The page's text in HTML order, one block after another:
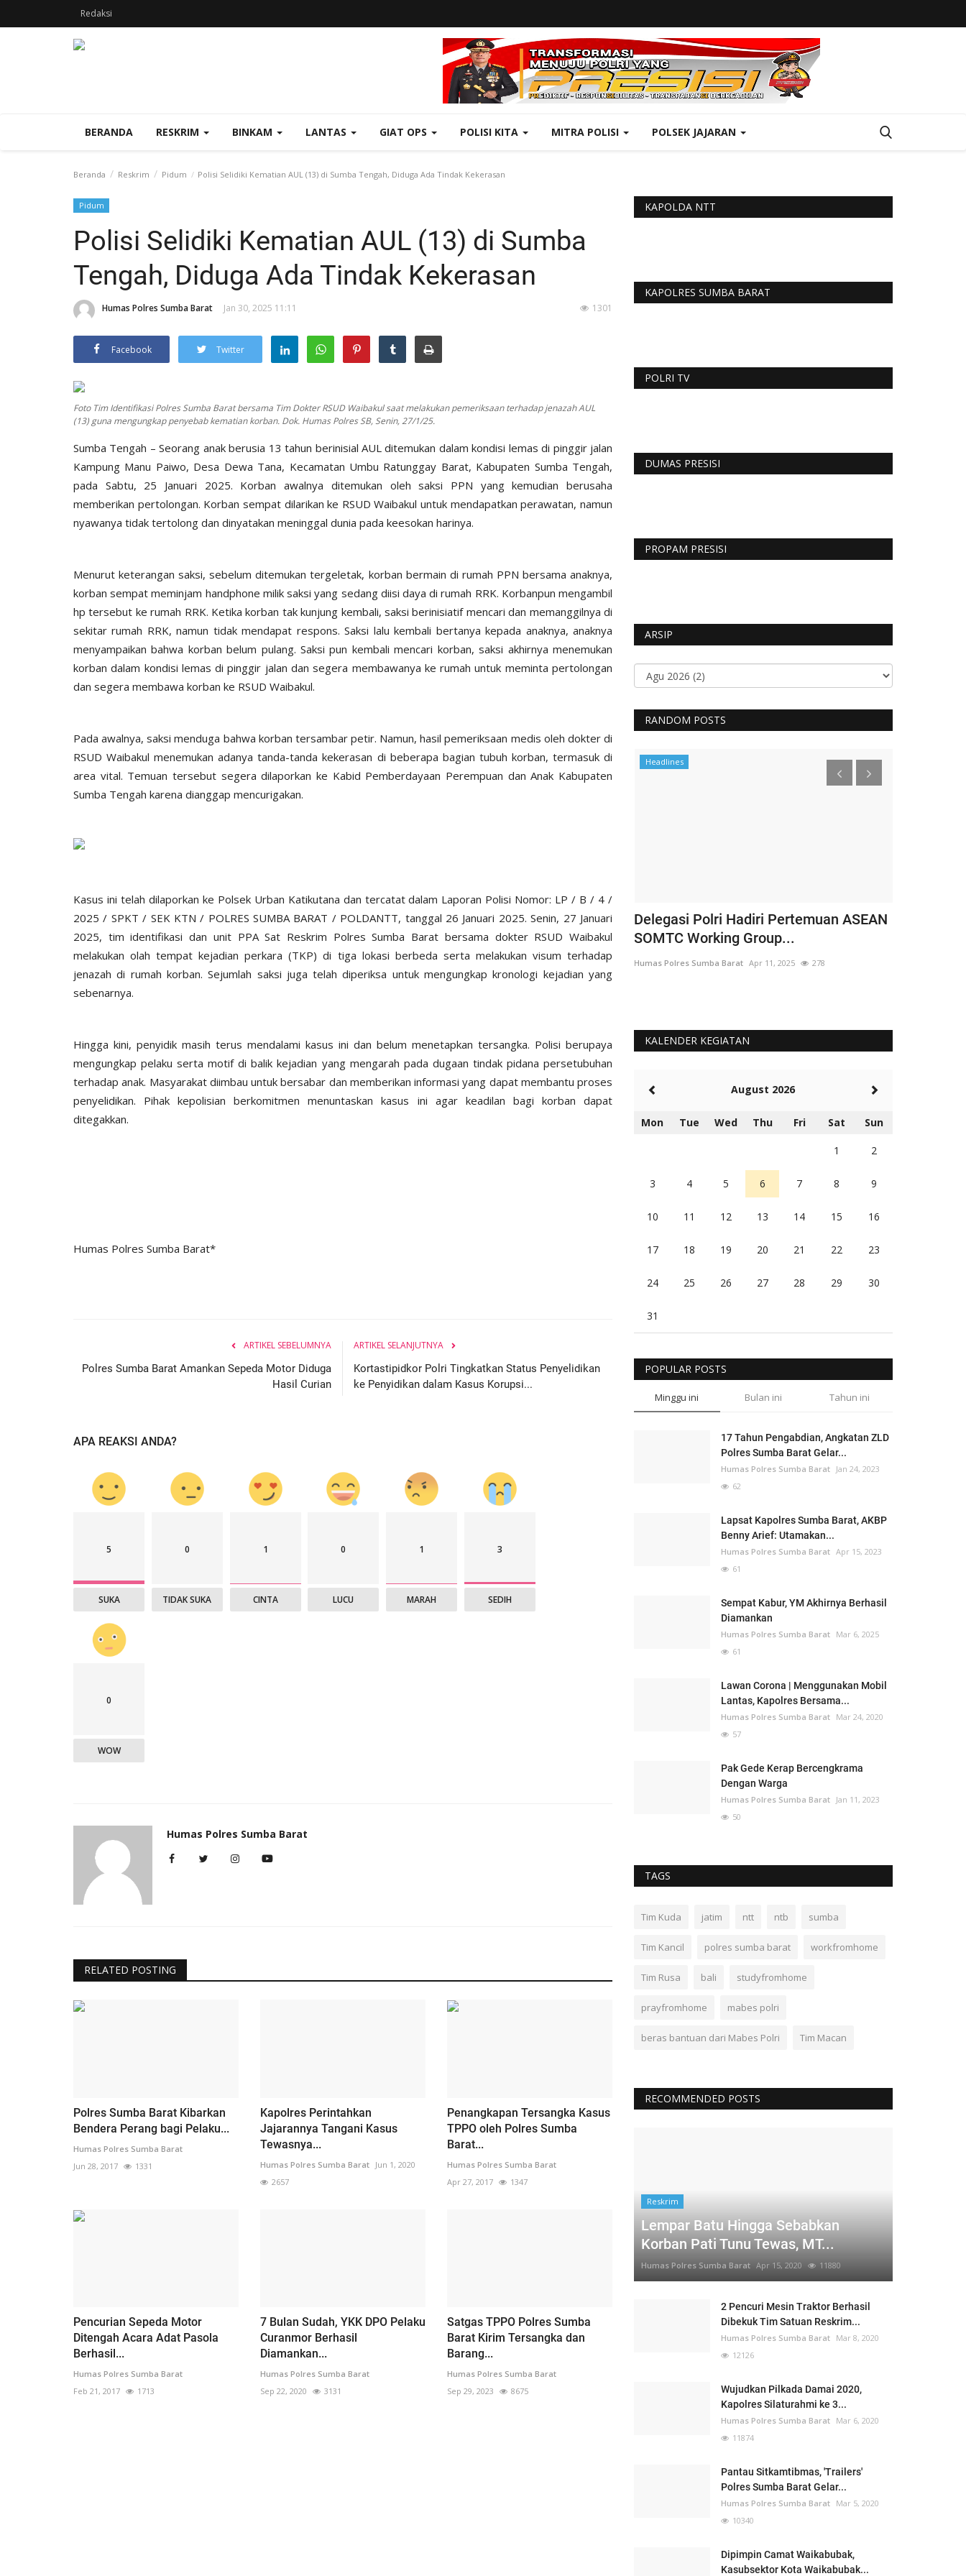
Redaksi
BERANDA RESKRIM BINKAM LANTAS GIAT OPS POLISI KITA MITRA POLISI POLSEK JAJARAN
Beranda Reskrim Pidum Polisi Selidiki Kematian AUL (13) di Sumba Tengah, Diduga Ada Tindak Kekerasan
Pidum
Polisi Selidiki Kematian AUL (13) di Sumba
Tengah, Diduga Ada Tindak Kekerasan
Humas Polres Sumba Barat Jan 30, 2025 11:11 1301
Facebook Twitter
Foto Tim Identifikasi Polres Sumba Barat bersama Tim Dokter RSUD Waibakul saat melakukan pemeriksaan terhadap jenazah AUL
(13) guna mengungkap penyebab kematian korban. Dok. Humas Polres SB, Senin, 27/1/25.
Sumba Tengah – Seorang anak berusia 13 tahun berinisial AUL ditemukan dalam kondisi lemas di pinggir jalan
Kampung Manu Paiwo, Desa Dewa Tana, Kecamatan Umbu Ratunggay Barat, Kabupaten Sumba Tengah,
pada Sabtu, 25 Januari 2025. Korban awalnya ditemukan oleh saksi PPN yang kemudian berusaha
memberikan pertolongan. Korban sempat dilarikan ke RSUD Waibakul untuk mendapatkan perawatan, namun
nyawanya tidak tertolong dan dinyatakan meninggal dunia pada keesokan harinya.
Menurut keterangan saksi, sebelum ditemukan tergeletak, korban bermain di rumah PPN bersama anaknya,
korban sempat meminjam handphone milik saksi yang sedang diisi daya di rumah RRK. Korbanpun mengambil
hp tersebut ke rumah RRK. Ketika korban tak kunjung kembali, saksi berinisiatif mencari dan memanggilnya di
sekitar rumah RRK, namun tidak mendapat respons. Saksi lalu kembali bertanya kepada anaknya, anaknya
menyampaikan bahwa korban belum pulang. Saksi pun kembali mencari korban, saksi akhirnya menemukan
korban dalam kondisi lemas di pinggir jalan dan segera membawanya ke rumah untuk meminta pertolongan
dan segera membawa korban ke RSUD Waibakul.
Pada awalnya, saksi menduga bahwa korban tersambar petir. Namun, hasil pemeriksaan medis oleh dokter di
RSUD Waibakul menemukan adanya tanda-tanda kekerasan di beberapa bagian tubuh korban, termasuk di
area vital. Temuan tersebut segera dilaporkan ke Kabid Pemberdayaan Perempuan dan Anak Kabupaten
Sumba Tengah karena dianggap mencurigakan.
Kasus ini telah dilaporkan ke Polsek Urban Katikutana dan tercatat dalam Laporan Polisi Nomor: LP / B / 4 /
2025 / SPKT / SEK KTN / POLRES SUMBA BARAT / POLDANTT, tanggal 26 Januari 2025. Senin, 27 Januari
2025, tim identifikasi dan unit PPA Sat Reskrim Polres Sumba Barat bersama dokter RSUD Waibakul
melakukan olah tempat kejadian perkara (TKP) di tiga lokasi berbeda serta melakukan visum terhadap
jenazah di rumah korban. Sejumlah saksi juga telah diperiksa untuk mengungkap kronologi kejadian yang
sebenarnya.
Hingga kini, penyidik masih terus mendalami kasus ini dan belum menetapkan tersangka. Polisi berupaya
mengungkap pelaku serta motif di balik kejadian yang mengarah pada dugaan tindak pidana persetubuhan
terhadap anak. Masyarakat diimbau untuk bersabar dan memberikan informasi yang dapat membantu proses
penyelidikan. Pihak kepolisian berkomitmen menuntaskan kasus ini agar keadilan bagi korban dapat
ditegakkan.
Humas Polres Sumba Barat*
ARTIKEL SEBELUMNYA
Polres Sumba Barat Amankan Sepeda Motor Diduga
Hasil Curian
ARTIKEL SELANJUTNYA
Kortastipidkor Polri Tingkatkan Status Penyelidikan
ke Penyidikan dalam Kasus Korupsi...
APA REAKSI ANDA?
5
SUKA
0
TIDAK SUKA
1
CINTA
0
LUCU
1
MARAH
3
SEDIH
0
WOW
Humas Polres Sumba Barat
RELATED POSTING
Polres Sumba Barat Kibarkan
Bendera Perang bagi Pelaku...
Humas Polres Sumba Barat
Jun 28, 2017
1331
Kapolres Perintahkan
Jajarannya Tangani Kasus
Tewasnya...
Humas Polres Sumba Barat
Jun 1, 2020
2657
Penangkapan Tersangka Kasus
TPPO oleh Polres Sumba
Barat...
Humas Polres Sumba Barat
Apr 27, 2017
1347
Pencurian Sepeda Motor
Ditengah Acara Adat Pasola
Berhasil...
Humas Polres Sumba Barat
Feb 21, 2017
1713
7 Bulan Sudah, YKK DPO Pelaku
Curanmor Berhasil
Diamankan...
Humas Polres Sumba Barat
Sep 22, 2020
3131
Satgas TPPO Polres Sumba
Barat Kirim Tersangka dan
Barang...
Humas Polres Sumba Barat
Sep 29, 2023
8675
KAPOLDA NTT
KAPOLRES SUMBA BARAT
POLRI TV
DUMAS PRESISI
PROPAM PRESISI
ARSIP
RANDOM POSTS
Danramil
Imbauan...
BERANDA
Jamin Kelancaran Kegitaan Jambore
Pelajar Tingkat SMA Sedaratan...
Humas Polres Sumba Barat Mei 3, 2022 775
Giat Ops
HUT Polri ke 71 | Polres Sumba Barat
Gelar 'Open Turnamen...
Humas Polres Sumba Barat Jul 20, 2017 1531
Headlines
Delegasi Polri Hadiri Pertemuan ASEAN
SOMTC Working Group...
Humas Polres Sumba Barat Apr 11, 2025 278
KALENDER KEGIATAN
August 2026
Mon Tue Wed Thu Fri Sat Sun
1 2
3 4 5 6 7 8 9
10 11 12 13 14 15 16
17 18 19 20 21 22 23
24 25 26 27 28 29 30
31
POPULAR POSTS
Minggu ini Bulan ini Tahun ini
17 Tahun Pengabdian, Angkatan ZLD
Polres Sumba Barat Gelar...
Humas Polres Sumba Barat Jan 24, 2023
62
Lapsat Kapolres Sumba Barat, AKBP
Benny Arief: Utamakan...
Humas Polres Sumba Barat Apr 15, 2023
61
Sempat Kabur, YM Akhirnya Berhasil
Diamankan
Humas Polres Sumba Barat Mar 6, 2025
61
Lawan Corona | Menggunakan Mobil
Lantas, Kapolres Bersama...
Humas Polres Sumba Barat Mar 24, 2020
57
Pak Gede Kerap Bercengkrama
Dengan Warga
Humas Polres Sumba Barat Jan 11, 2023
50
TAGS
Tim Kuda jatim ntt ntb sumba
Tim Kancil polres sumba barat workfromhome
Tim Rusa bali studyfromhome
prayfromhome mabes polri
beras bantuan dari Mabes Polri Tim Macan
RECOMMENDED POSTS
Reskrim
Lempar Batu Hingga Sebabkan
Korban Pati Tunu Tewas, MT...
Humas Polres Sumba Barat Apr 15, 2020 11880
2 Pencuri Mesin Traktor Berhasil
Dibekuk Tim Satuan Reskrim...
Humas Polres Sumba Barat Mar 8, 2020
12126
Wujudkan Pilkada Damai 2020,
Kapolres Silaturahmi ke 3...
Humas Polres Sumba Barat Mar 6, 2020
11874
Pantau Sitkamtibmas, 'Trailers'
Polres Sumba Barat Gelar...
Humas Polres Sumba Barat Mar 5, 2020
10340
Dipimpin Camat Waikabubak,
Kasubsektor Kota Waikabubak...